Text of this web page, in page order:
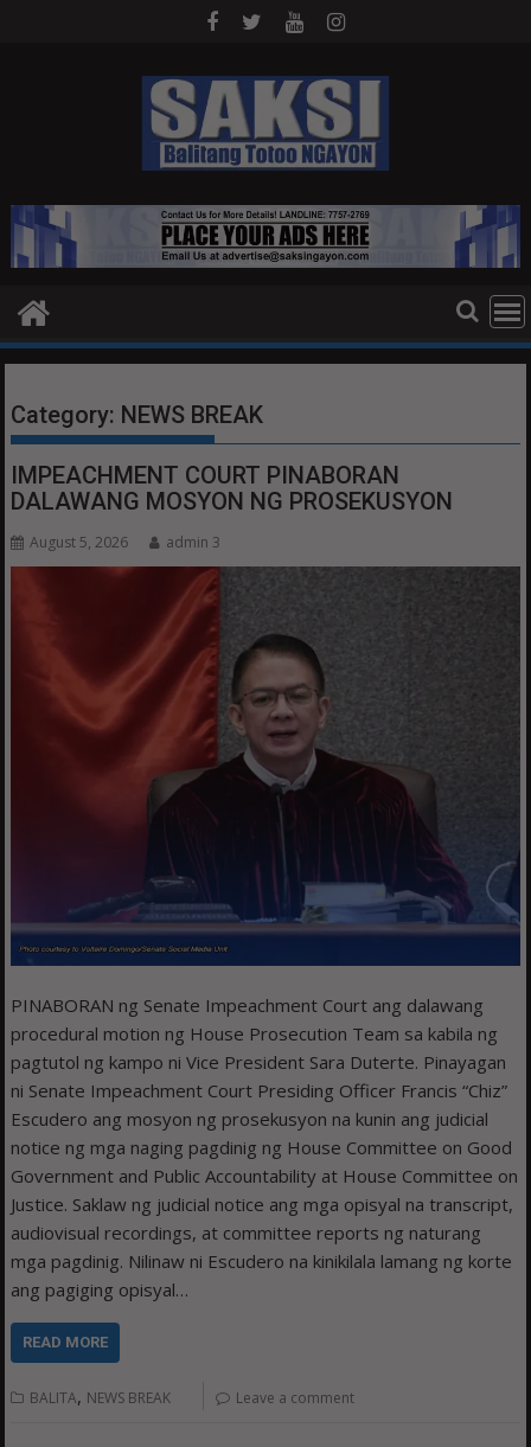
Category: NEWS BREAK
IMPEACHMENT COURT PINABORAN
DALAWANG MOSYON NG PROSEKUSYON
August 5, 2026 admin 3
PINABORAN ng Senate Impeachment Court ang dalawang
procedural motion ng House Prosecution Team sa kabila ng
pagtutol ng kampo ni Vice President Sara Duterte. Pinayagan
ni Senate Impeachment Court Presiding Officer Francis “Chiz”
Escudero ang mosyon ng prosekusyon na kunin ang judicial
notice ng mga naging pagdinig ng House Committee on Good
Government and Public Accountability at House Committee on
Justice. Saklaw ng judicial notice ang mga opisyal na transcript,
audiovisual recordings, at committee reports ng naturang
mga pagdinig. Nilinaw ni Escudero na kinikilala lamang ng korte
ang pagiging opisyal…
READ MORE
BALITA, NEWS BREAK Leave a comment